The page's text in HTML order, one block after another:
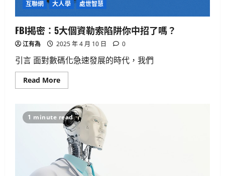
互聯網 大人學 處世智慧
FBI揭密：5大個資勒索陷阱你中招了嗎？
江有為 2025 年 4 月 10 日 0
引言 面對數碼化急速發展的時代，我們
Read MoreRead
more
密：
5
大
個
索
陷
阱
1 minute read